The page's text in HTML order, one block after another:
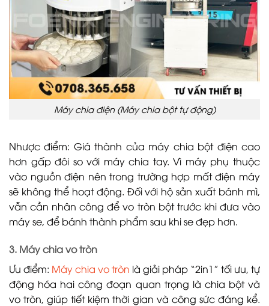
Máy chia điện (Máy chia bột tự động)
Nhược điểm: Giá thành của máy chia bột điện cao
hơn gấp đôi so với máy chia tay. Vì máy phụ thuộc
vào nguồn điện nên trong trường hợp mất điện máy
sẽ không thể hoạt động. Đối với hộ sản xuất bánh mì,
vẫn cần nhân công để vo tròn bột trước khi đưa vào
máy se, để bánh thành phẩm sau khi se đẹp hơn.
3. Máy chia vo tròn
Ưu điểm: Máy chia vo tròn là giải pháp “2in1” tối ưu, tự
động hóa hai công đoạn quan trọng là chia bột và
vo tròn, giúp tiết kiệm thời gian và công sức đáng kể.